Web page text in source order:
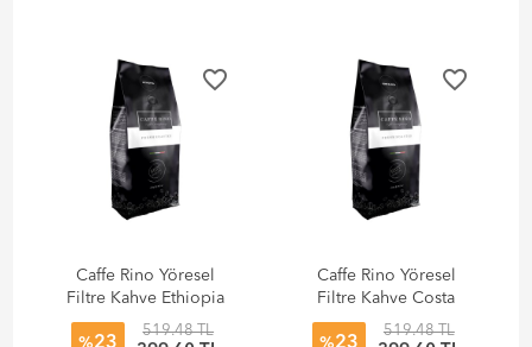
favorite_border
Caffe Rino Yöresel
Filtre Kahve Ethiopia
250 gr
519.48 TL
favorite_border
Caffe Rino Yöresel
Filtre Kahve Costa
Rica 250 gr
519.48 TL